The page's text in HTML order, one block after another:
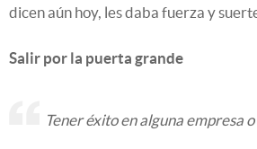
dicen aún hoy, les daba fuerza y
Salir por la puerta grande
Tener éxito en alguna empresa